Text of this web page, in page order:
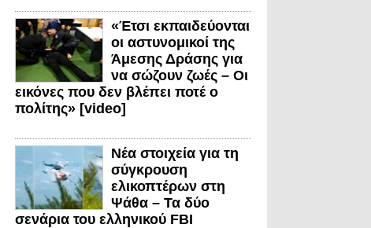
«Έτσι εκπαιδεύονται
οι αστυνομικοί της
Άμεσης Δράσης για
να σώζουν ζωές – Οι
εικόνες που δεν βλέπει ποτέ ο
πολίτης» [video]
Νέα στοιχεία για τη
σύγκρουση
ελικοπτέρων στη
Ψάθα – Τα δύο
σενάρια του ελληνικού FBI